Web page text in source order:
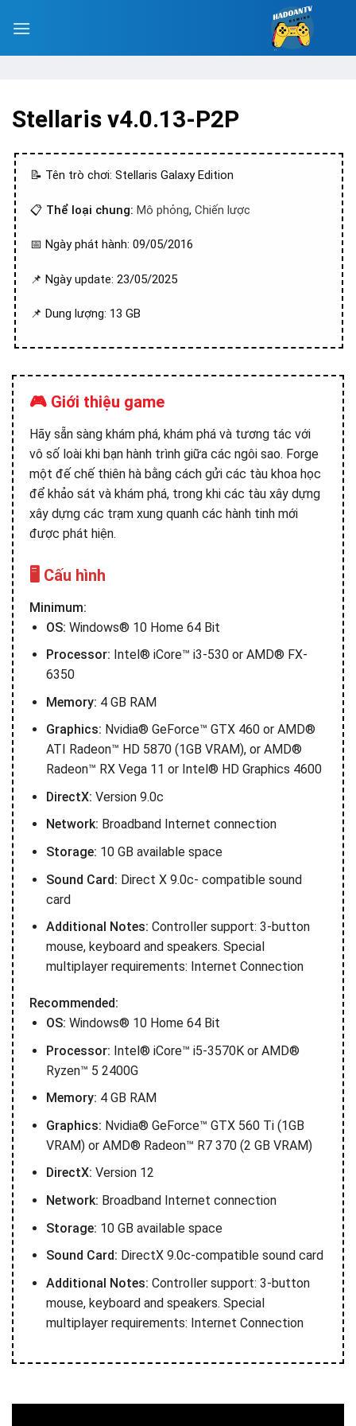
Stellaris v4.0.13-P2P
📝 Tên trò chơi: Stellaris Galaxy Edition
📋 Thể loại chung: Mô phỏng, Chiến lược
📅 Ngày phát hành: 09/05/2016
📌 Ngày update: 23/05/2025
📌 Dung lượng: 13 GB
🎮 Giới thiệu game
Hãy sẵn sàng khám phá, khám phá và tương tác với
vô số loài khi bạn hành trình giữa các ngôi sao. Forge
một đế chế thiên hà bằng cách gửi các tàu khoa học
để khảo sát và khám phá, trong khi các tàu xây dựng
xây dựng các trạm xung quanh các hành tinh mới
được phát hiện.
🖥️ Cấu hình
Minimum:
OS: Windows® 10 Home 64 Bit
Processor: Intel® iCore™ i3-530 or AMD® FX-
6350
Memory: 4 GB RAM
Graphics: Nvidia® GeForce™ GTX 460 or AMD®
ATI Radeon™ HD 5870 (1GB VRAM), or AMD®
Radeon™ RX Vega 11 or Intel® HD Graphics 4600
DirectX: Version 9.0c
Network: Broadband Internet connection
Storage: 10 GB available space
Sound Card: Direct X 9.0c- compatible sound
card
Additional Notes: Controller support: 3-button
mouse, keyboard and speakers. Special
multiplayer requirements: Internet Connection
Recommended:
OS: Windows® 10 Home 64 Bit
Processor: Intel® iCore™ i5-3570K or AMD®
Ryzen™ 5 2400G
Memory: 4 GB RAM
Graphics: Nvidia® GeForce™ GTX 560 Ti (1GB
VRAM) or AMD® Radeon™ R7 370 (2 GB VRAM)
DirectX: Version 12
Network: Broadband Internet connection
Storage: 10 GB available space
Sound Card: DirectX 9.0c-compatible sound card
Additional Notes: Controller support: 3-button
mouse, keyboard and speakers. Special
multiplayer requirements: Internet Connection